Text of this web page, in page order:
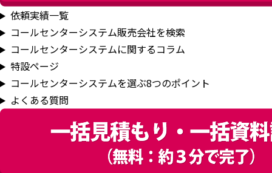
依頼実績一覧
コールセンターシステム販売会社を検索
コールセンターシステムに関するコラム
特設ページ
コールセンターシステムを選ぶ8つのポイント
よくある質問